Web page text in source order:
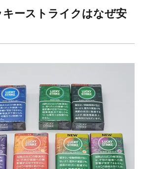
キーストライクはなぜ安